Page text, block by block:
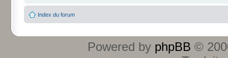
Index du forum
Powered by phpBB ©